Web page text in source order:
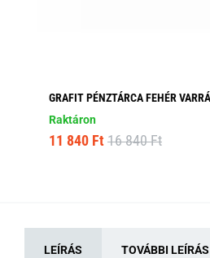
GRAFIT PÉNZTÁRCA FEHÉR
Raktáron
11 840 Ft 16 840 Ft
LEÍRÁS TOVÁBBI LEÍRÁS